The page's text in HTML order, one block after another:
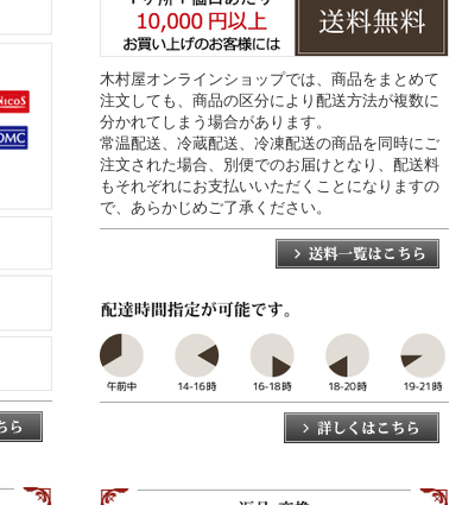
木村屋オンラインショップでは、商品をまとめて
注文しても、商品の区分により配送方法が複数に
分かれてしまう場合があります。
常温配送、冷蔵配送、冷凍配送の商品を同時にご
注文された場合、別便でのお届けとなり、配送料
もそれぞれにお支払いいただくことになりますの
で、あらかじめご了承ください。